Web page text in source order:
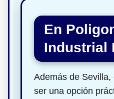
En
Industrial
Además de
ser una opción